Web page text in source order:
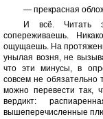
— прекрасная
И всё. Читать
сопереживаешь.
ощущаешь. На
унылая возня, не
что эти минусы, в
совсем не обязательно
можно перевести так,
вердикт:
вышеперечисленные